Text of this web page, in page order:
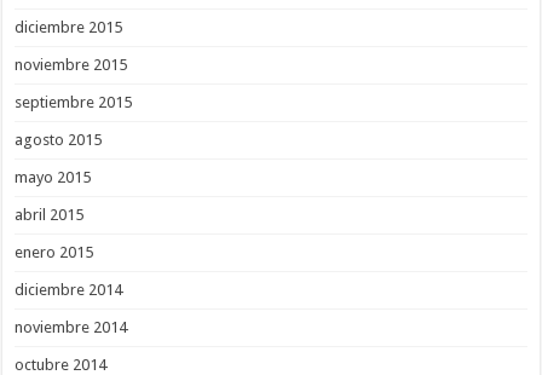
diciembre 2015
noviembre 2015
septiembre 2015
agosto 2015
mayo 2015
abril 2015
enero 2015
diciembre 2014
noviembre 2014
octubre 2014